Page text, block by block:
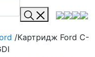
/Картридж Ford C-